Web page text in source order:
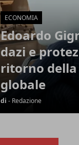
ECONOMIA
Edoardo
dazi e
ritorno
globale
di - Redazione